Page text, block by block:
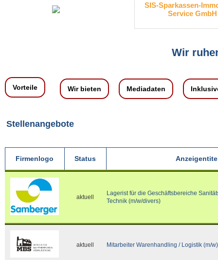
Deutschland GmbH
SIS-Sparkassen-Immobilien-
Service GmbH
Wir
Vorteile Wir bieten Mediadaten
Stellenangebote
Firmenlogo Status
aktuell
Lagerist für die Geschäftsbereiche
Technik (m/w/divers)
aktuell Mitarbeiter Warenhandling / Logistik (m/w)